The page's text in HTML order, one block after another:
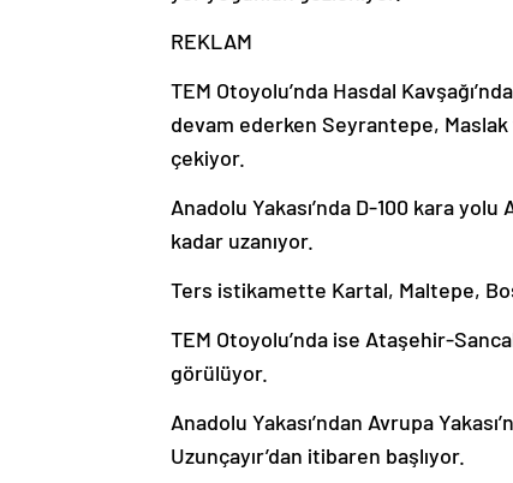
REKLAM
TEM Otoyolu’nda Hasdal
devam ederken Seyrantepe,
çekiyor.
Anadolu Yakası’nda D-100 kara
kadar uzanıyor.
Ters istikamette Kartal, Maltepe,
TEM Otoyolu’nda ise Ataşehir-
görülüyor.
Anadolu Yakası’ndan Avrupa
Uzunçayır’dan itibaren başlıyor.